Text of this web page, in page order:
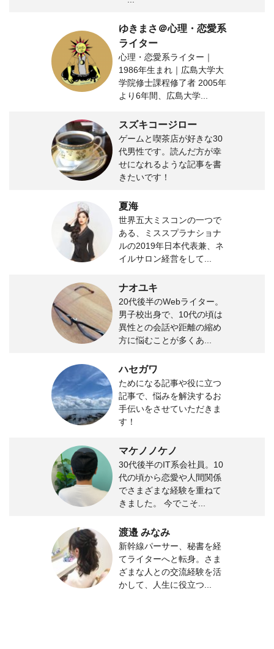
ゆきまさ＠心理・恋愛系
ライター
心理・恋愛系ライター｜
1986年生まれ｜広島大学大
学院修士課程修了者 2005年
より6年間、広島大学...
スズキコージロー
ゲームと喫茶店が好きな30
代男性です。読んだ方が幸
せになれるような記事を書
きたいです！
夏海
世界五大ミスコンの一つで
ある、ミススプラナショナ
ルの2019年日本代表兼、ネ
イルサロン経営をして...
ナオユキ
20代後半のWebライター。
男子校出身で、10代の頃は
異性との会話や距離の縮め
方に悩むことが多くあ...
ハセガワ
ためになる記事や役に立つ
記事で、悩みを解決するお
手伝いをさせていただきま
す！
マケノノケノ
30代後半のIT系会社員。10
代の頃から恋愛や人間関係
でさまざまな経験を重ねて
きました。 今でこそ...
渡邉 みなみ
新幹線パーサー、秘書を経
てライターへと転身。さま
ざまな人との交流経験を活
かして、人生に役立つ...